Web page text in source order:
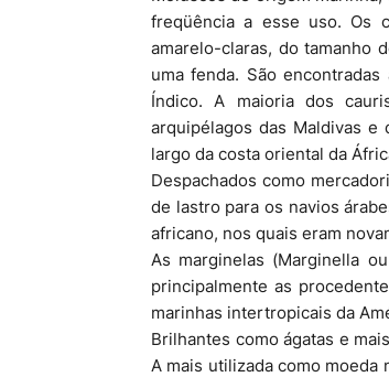
freqüência a esse uso. Os
amarelo-claras, do tamanho
uma fenda. São
Índico. A maioria dos
arquipélagos das Maldivas e
largo da costa oriental da
Despachados como
de lastro para os navios
africano, nos quais eram
As marginelas (Marginella
principalmente as
marinhas intertropicais da
Brilhantes como ágatas e
A mais utilizada como moeda